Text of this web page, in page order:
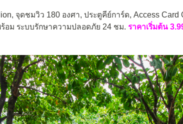
จุดชมวิว 180 องศา, ประตูคีย์การ์ด, Access Card
อม ระบบรักษาความปลอดภัย 24 ชม. ราคาเริ่มต้น